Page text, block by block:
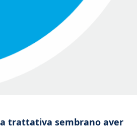
trattativa sembrano aver